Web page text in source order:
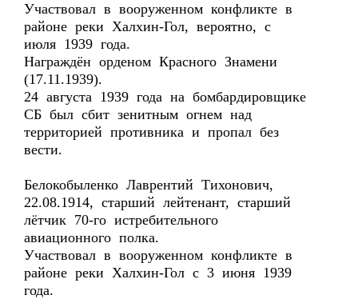
Участвовал в вооруженном конфликте в
районе реки Халхин-Гол, вероятно, с
июля 1939 года.
Награждён орденом Красного Знамени
(17.11.1939).
24 августа 1939 года на бомбардировщике
СБ был сбит зенитным огнем над
территорией противника и пропал без
вести.
Белокобыленко Лаврентий Тихонович,
22.08.1914, старший лейтенант, старший
лётчик 70-го истребительного
авиационного полка.
Участвовал в вооруженном конфликте в
районе реки Халхин-Гол с 3 июня 1939
года.